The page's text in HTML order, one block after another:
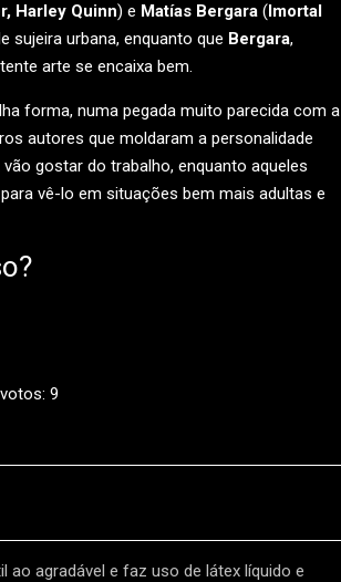
Harley Quinn) e Matías Bergara ( Imortal
sujeira urbana, enquanto que Bergara,
arte se encaixa bem.
forma, numa pegada muito parecida com a
autores que moldaram a personalidade
gostar do trabalho, enquanto aqueles
vê-lo em situações bem mais adultas e
9
ao agradável e faz uso de látex líquido e